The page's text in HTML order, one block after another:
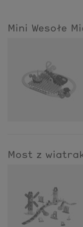
Mini Wesołe
Most z